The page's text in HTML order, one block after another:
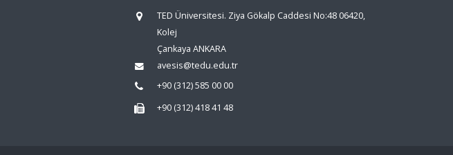
TED Üniversitesi. Ziya Gökalp Caddesi No:48 06420,
Kolej
Çankaya ANKARA
avesis@tedu.edu.tr
+90 (312) 585 00 00
+90 (312) 418 41 48